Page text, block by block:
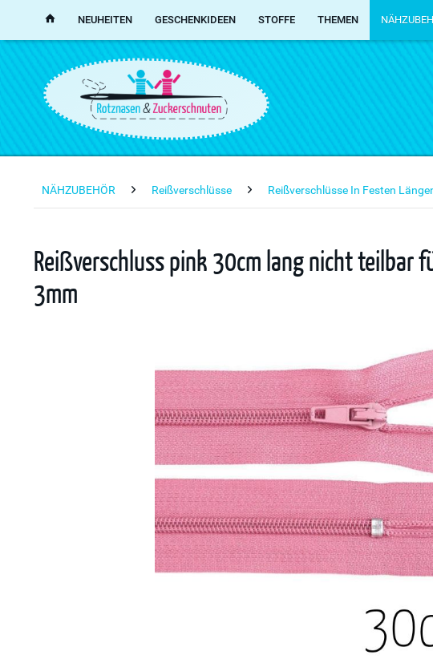
NEUHEITEN GESCHENKIDEEN STOFFE THEMEN
NÄHZUBEHÖR Reißverschlüsse Reißverschlüsse In Festen
Reißverschluss pink 30cm lang nicht teilbar
3mm